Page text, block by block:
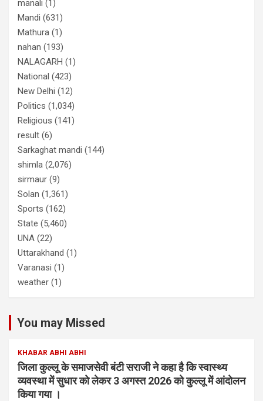
manali (1)
Mandi (631)
Mathura (1)
nahan (193)
NALAGARH (1)
National (423)
New Delhi (12)
Politics (1,034)
Religious (141)
result (6)
Sarkaghat mandi (144)
shimla (2,076)
sirmaur (9)
Solan (1,361)
Sports (162)
State (5,460)
UNA (22)
Uttarakhand (1)
Varanasi (1)
weather (1)
You may Missed
KHABAR ABHI ABHI
जिला कुल्लू के समाजसेवी बंटी सराजी ने कहा है कि स्वास्थ्य
व्यवस्था में सुधार को लेकर 3 अगस्त 2026 को कुल्लू में आंदोलन
किया गया ।